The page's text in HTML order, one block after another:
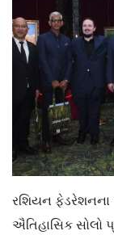
રશિયન ફેડરેશનના
ઐતિહાસિક સોલો